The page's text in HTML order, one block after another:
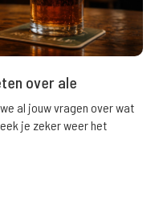
over ale
al jouw vragen over wat
je zeker weer het